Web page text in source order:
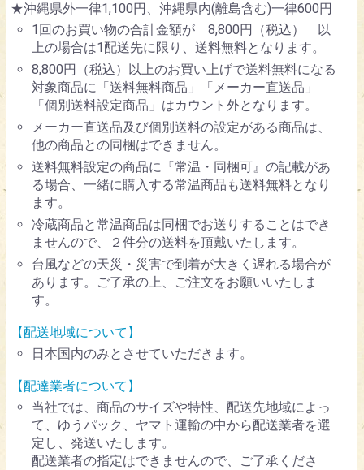
★沖縄県外一律1,100円、沖縄県内(離島含む)一律600円
1回のお買い物の合計金額が 8,800円（税込） 以
上の場合は1配送先に限り、送料無料となります。
8,800円（税込）以上のお買い上げで送料無料になる
対象商品に「送料無料商品」「メーカー直送品」
「個別送料設定商品」はカウント外となります。
メーカー直送品及び個別送料の設定がある商品は、
他の商品との同梱はできません。
送料無料設定の商品に『常温・同梱可』の記載があ
る場合、一緒に購入する常温商品も送料無料となり
ます。
冷蔵商品と常温商品は同梱でお送りすることはでき
ませんので、２件分の送料を頂戴いたします。
台風などの天災・災害で到着が大きく遅れる場合が
あります。ご了承の上、ご注文をお願いいたしま
す。
【配送地域について】
日本国内のみとさせていただきます。
【配達業者について】
当社では、商品のサイズや特性、配送先地域によっ
て、ゆうパック、ヤマト運輸の中から配送業者を選
定し、発送いたします。
配送業者の指定はできませんので、ご了承くださ